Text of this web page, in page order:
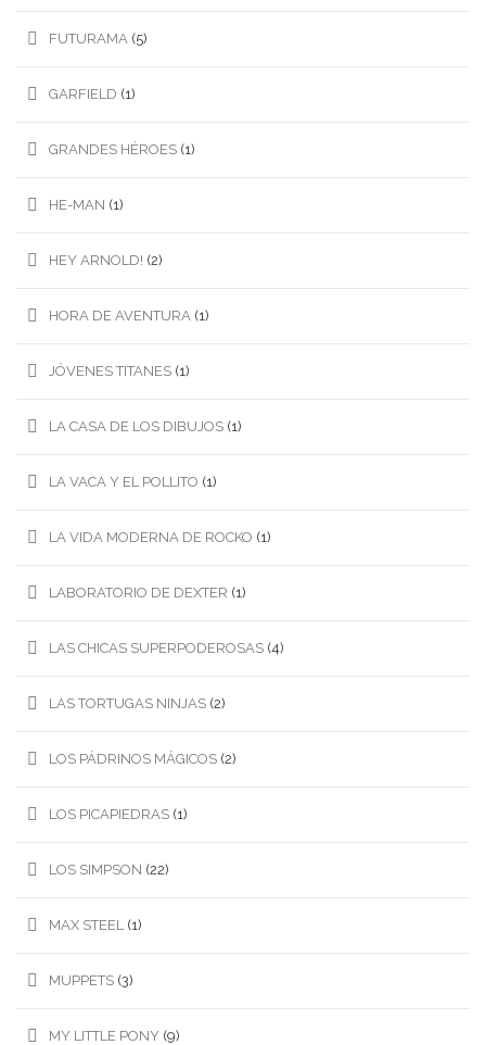
FUTURAMA (5)
GARFIELD (1)
GRANDES HÉROES (1)
HE-MAN (1)
HEY ARNOLD! (2)
HORA DE AVENTURA (1)
JÓVENES TITANES (1)
LA CASA DE LOS DIBUJOS (1)
LA VACA Y EL POLLITO (1)
LA VIDA MODERNA DE ROCKO (1)
LABORATORIO DE DEXTER (1)
LAS CHICAS SUPERPODEROSAS (4)
LAS TORTUGAS NINJAS (2)
LOS PÁDRINOS MÁGICOS (2)
LOS PICAPIEDRAS (1)
LOS SIMPSON (22)
MAX STEEL (1)
MUPPETS (3)
MY LITTLE PONY (9)